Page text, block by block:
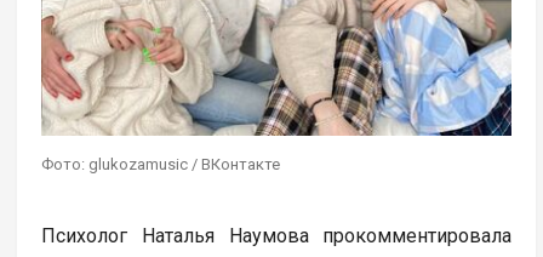
Фото: glukozamusic / ВКонтакте
Психолог Наталья Наумова прокомментировала